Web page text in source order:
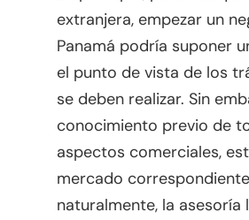
extranjera, empezar un
Panamá podría suponer
el punto de vista de los
se deben realizar. Sin
conocimiento previo de
aspectos comerciales,
mercado
naturalmente, la asesoría